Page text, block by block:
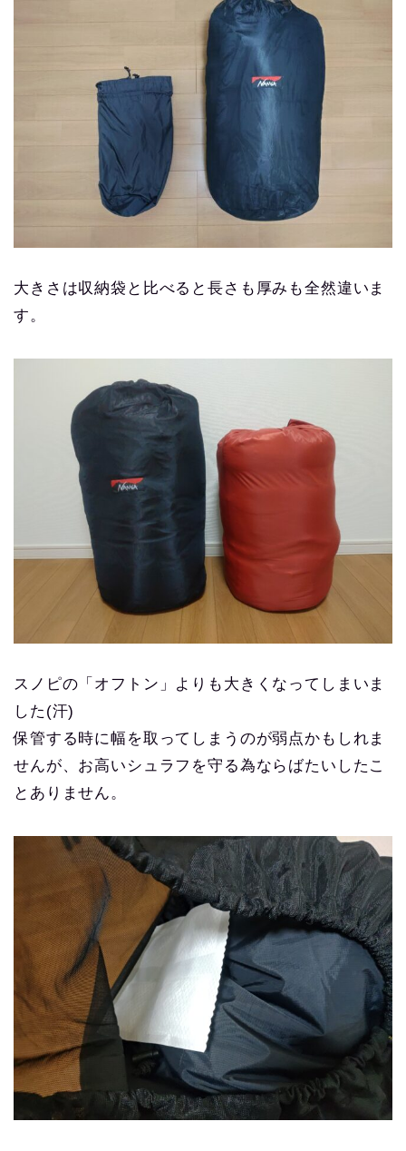
大きさは収納袋と比べると長さも厚みも全然違いま
す。
スノピの「オフトン」よりも大きくなってしまいま
した(汗)
保管する時に幅を取ってしまうのが弱点かもしれま
せんが、お高いシュラフを守る為ならばたいしたこ
とありません。